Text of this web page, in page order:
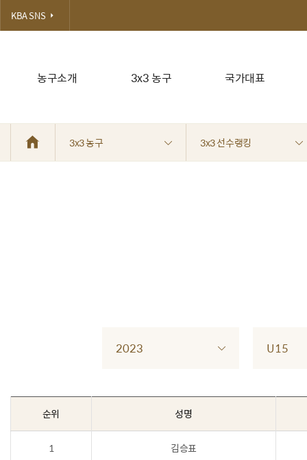
농구소개 3x3 농구 국가대표
KBA SNS
3x3 농구 3x3 선수랭킹
2023 U15
순위 성명
1 김승표